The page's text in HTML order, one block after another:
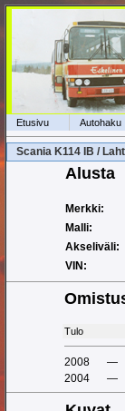
Etusivu Autohaku
Scania K114 IB /
Alusta
Merkki:
Malli:
Akseliväli:
VIN:
Tulo
2008 —
2004
—